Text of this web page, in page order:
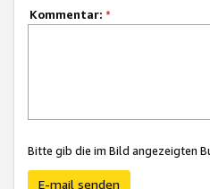
Kommentar: *
Bitte gib die im Bild angezeigten
E-mail senden